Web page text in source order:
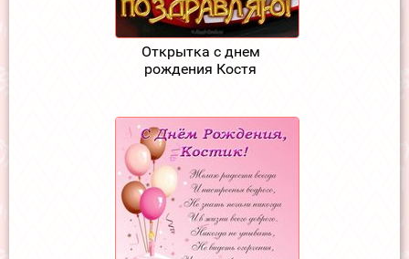
Открытка с днем
рождения Костя